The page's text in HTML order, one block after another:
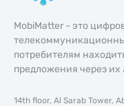
MobiMatter - это
потребителям
предложения через
14th floor, Al Sarab Tower,